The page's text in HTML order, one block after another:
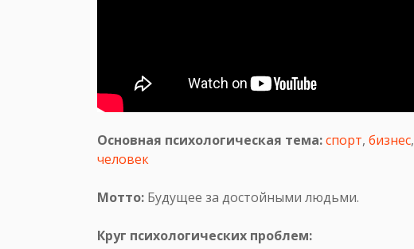
Основная психологическая тема:спорт, бизнес,
человек
Мотто: Будущее за достойными людьми.
Круг психологических проблем: